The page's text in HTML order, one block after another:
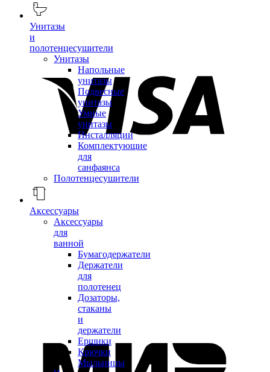
Унитазы
и
полотенцесушители
Унитазы
Напольные
унитазы
Подвесные
унитазы
Умные
унитазы
Инсталляции
Комплектующие
для
санфаянса
Полотенцесушители
Аксессуары
Аксессуары
для
ванной
Бумагодержатели
Держатели
для
полотенец
Дозаторы,
стаканы
и
держатели
Ершики
Крючки
Мыльницы